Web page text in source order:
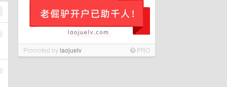
Promoted bylaojuelv PRO